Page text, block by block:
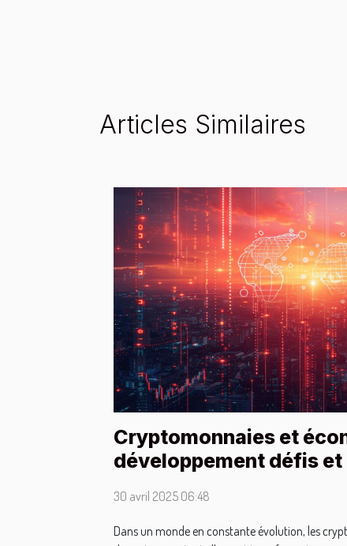
Articles Similaires
Cryptomonnaies et
développement défis
30 avril 2025 06:48
Dans un monde en constante évolution, les